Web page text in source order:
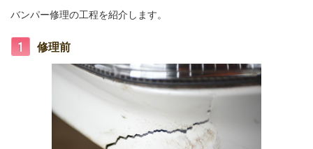
バンパー修理の工程を紹介します。
修理前